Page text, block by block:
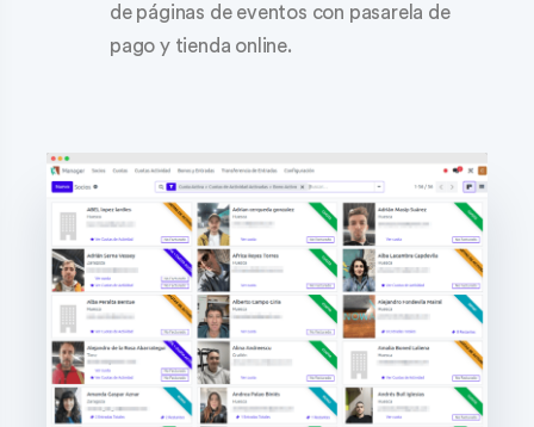
de páginas de eventos con pasarela de
pago y tienda online.